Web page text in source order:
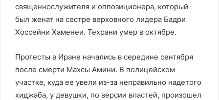
священнослужителя и оппозиционера, который
был женат на сестре верховного лидера Бадри
Хоссейни Хаменеи. Техрани умер в октябре.
Протесты в Иране начались в середине сентября
после смерти Махсы Амини. В полицейском
участке, куда ее увели из-за неправильно надетого
хиджаба, у девушки, по версии властей, произошел